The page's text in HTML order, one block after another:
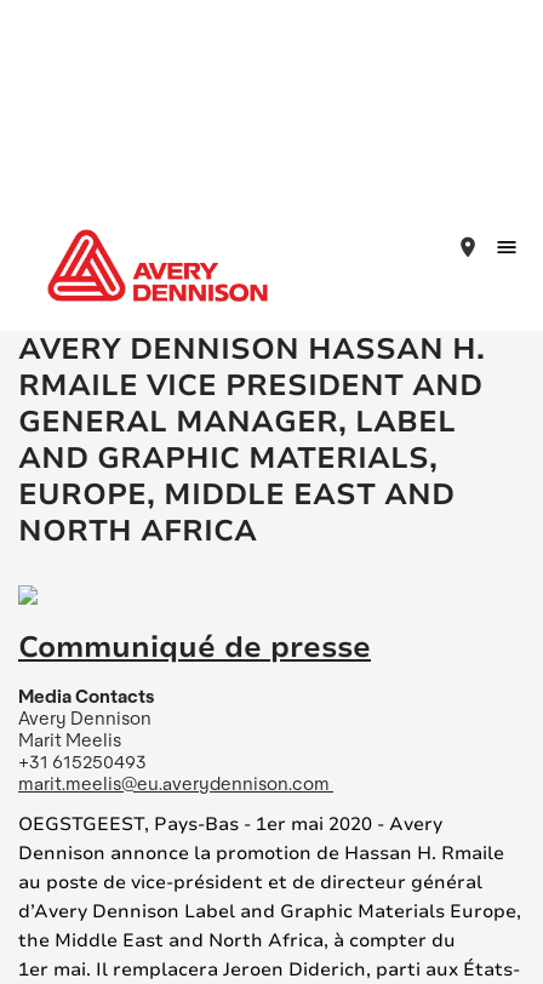
place
AVERY DENNISON HASSAN H.
RMAILE VICE PRESIDENT AND
GENERAL MANAGER, LABEL
AND GRAPHIC MATERIALS,
EUROPE, MIDDLE EAST AND
NORTH AFRICA
Communiqué de presse
Media Contacts
Avery Dennison
Marit Meelis
+31 615250493
marit.meelis@eu.averydennison.com
OEGSTGEEST, Pays-Bas - 1er mai 2020 - Avery
Dennison annonce la promotion de Hassan H. Rmaile
au poste de vice-président et de directeur général
d’Avery Dennison Label and Graphic Materials Europe,
the Middle East and North Africa, à compter du
1er mai. Il remplacera Jeroen Diderich, parti aux États-